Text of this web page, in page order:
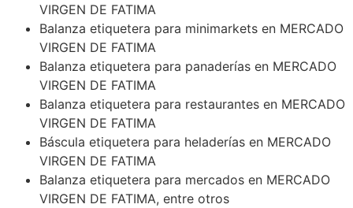
VIRGEN DE FATIMA
Balanza etiquetera para minimarkets en MERCADO
VIRGEN DE FATIMA
Balanza etiquetera para panaderías en MERCADO
VIRGEN DE FATIMA
Balanza etiquetera para restaurantes en MERCADO
VIRGEN DE FATIMA
Báscula etiquetera para heladerías en MERCADO
VIRGEN DE FATIMA
Balanza etiquetera para mercados en MERCADO
VIRGEN DE FATIMA, entre otros